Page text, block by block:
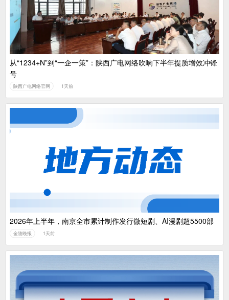
从“1234+N”到“一企一策”：陕西广电网络吹响下半年提质增效冲锋
号
陕西广电网络官网 1天前
2026年上半年，南京全市累计制作发行微短剧、AI漫剧超5500部
金陵晚报 1天前